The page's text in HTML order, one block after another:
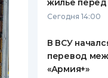
жилье
Сегодня 14:00
В ВСУ
перевод
«Армия+»